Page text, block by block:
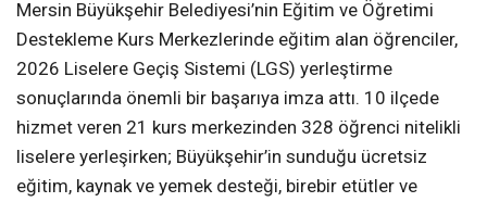
Mersin Büyükşehir Belediyesi’nin Eğitim ve Öğretimi
Destekleme Kurs Merkezlerinde eğitim alan öğrenciler,
2026 Liselere Geçiş Sistemi (LGS) yerleştirme
sonuçlarında önemli bir başarıya imza attı. 10 ilçede
hizmet veren 21 kurs merkezinden 328 öğrenci nitelikli
liselere yerleşirken; Büyükşehir’in sunduğu ücretsiz
eğitim, kaynak ve yemek desteği, birebir etütler ve